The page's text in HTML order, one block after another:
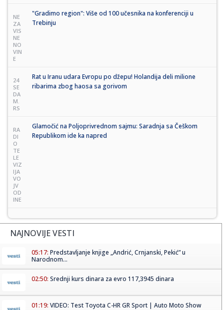
NE
ZA
VIS
NE
NO
VIN
E
"Gradimo region": Više od 100 učesnika na konferenciji u
Trebinju
24
SE
DA
M.
RS
Rat u Iranu udara Evropu po džepu! Holandija deli milione
ribarima zbog haosa sa gorivom
RA
DI
O
TE
LE
VIZ
IJA
VO
JV
OD
INE
Glamočić na Poljoprivrednom sajmu: Saradnja sa Češkom
Republikom ide ka napred
NAJNOVIJE VESTI
05:17: Predstavljanje knjige „Andrić, Crnjanski, Pekić” u
Narodnom...
02:50: Srednji kurs dinara za evro 117,3945 dinara
01:19: VIDEO: Test Toyota C-HR GR Sport | Auto Moto Show